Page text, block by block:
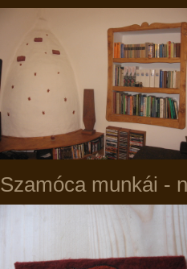
Szamóca munkái -